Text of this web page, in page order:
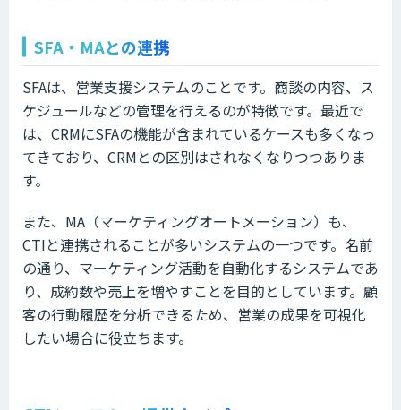
SFA・MAとの連携
SFAは、営業支援システムのことです。商談の内容、ス
ケジュールなどの管理を行えるのが特徴です。最近で
は、CRMにSFAの機能が含まれているケースも多くなっ
てきており、CRMとの区別はされなくなりつつありま
す。
また、MA（マーケティングオートメーション）も、
CTIと連携されることが多いシステムの一つです。名前
の通り、マーケティング活動を自動化するシステムであ
り、成約数や売上を増やすことを目的としています。顧
客の行動履歴を分析できるため、営業の成果を可視化
したい場合に役立ちます。